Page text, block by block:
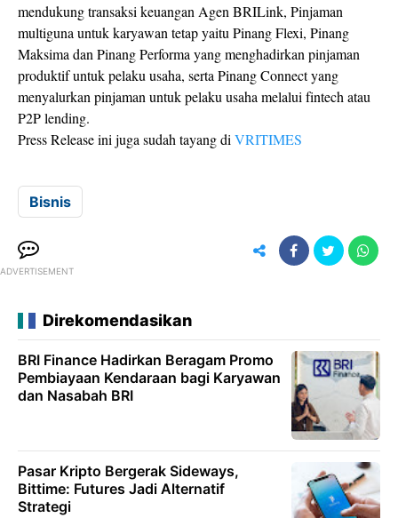
mendukung transaksi keuangan Agen BRILink, Pinjaman
multiguna untuk karyawan tetap yaitu Pinang Flexi, Pinang
Maksima dan Pinang Performa yang menghadirkan pinjaman
produktif untuk pelaku usaha, serta Pinang Connect yang
menyalurkan pinjaman untuk pelaku usaha melalui fintech atau
P2P lending.
Press Release ini juga sudah tayang di VRITIMES
Bisnis
ADVERTISEMENT
Direkomendasikan
BRI Finance Hadirkan Beragam Promo
Pembiayaan Kendaraan bagi Karyawan
dan Nasabah BRI
Pasar Kripto Bergerak Sideways,
Bittime: Futures Jadi Alternatif
Strategi